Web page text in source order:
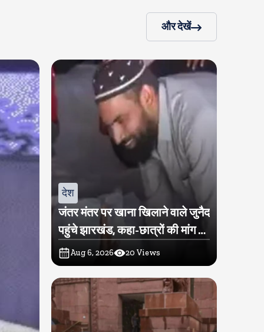
और देखें
देश
जंतर मंतर पर खाना खिलाने वाले जुनैद
पहुंचे झारखंड, कहा-छात्रों की मांग का
समर्थन करते है
Aug 6, 2026 20 Views